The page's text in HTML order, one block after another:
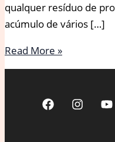
qualquer resíduo de
acúmulo de vários […]
Você
toma
Read More »